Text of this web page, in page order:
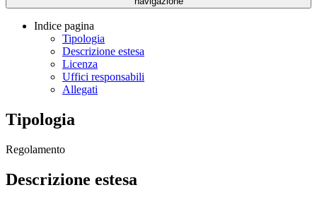
Indice pagina
Tipologia
Descrizione estesa
Licenza
Uffici responsabili
Allegati
Tipologia
Regolamento
Descrizione estesa